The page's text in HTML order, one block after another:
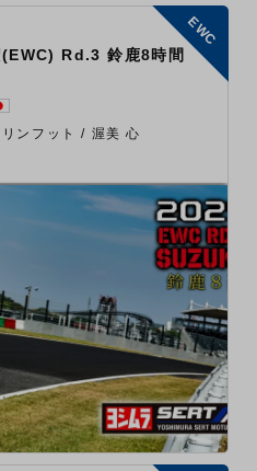
Rd.3 鈴鹿8時間
リンフット / 渥美 心
EWC